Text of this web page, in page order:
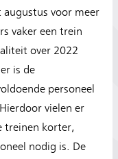
voor meer
vaker een trein
over 2022
is de
personeel
vielen er
treinen korter,
nodig is. De